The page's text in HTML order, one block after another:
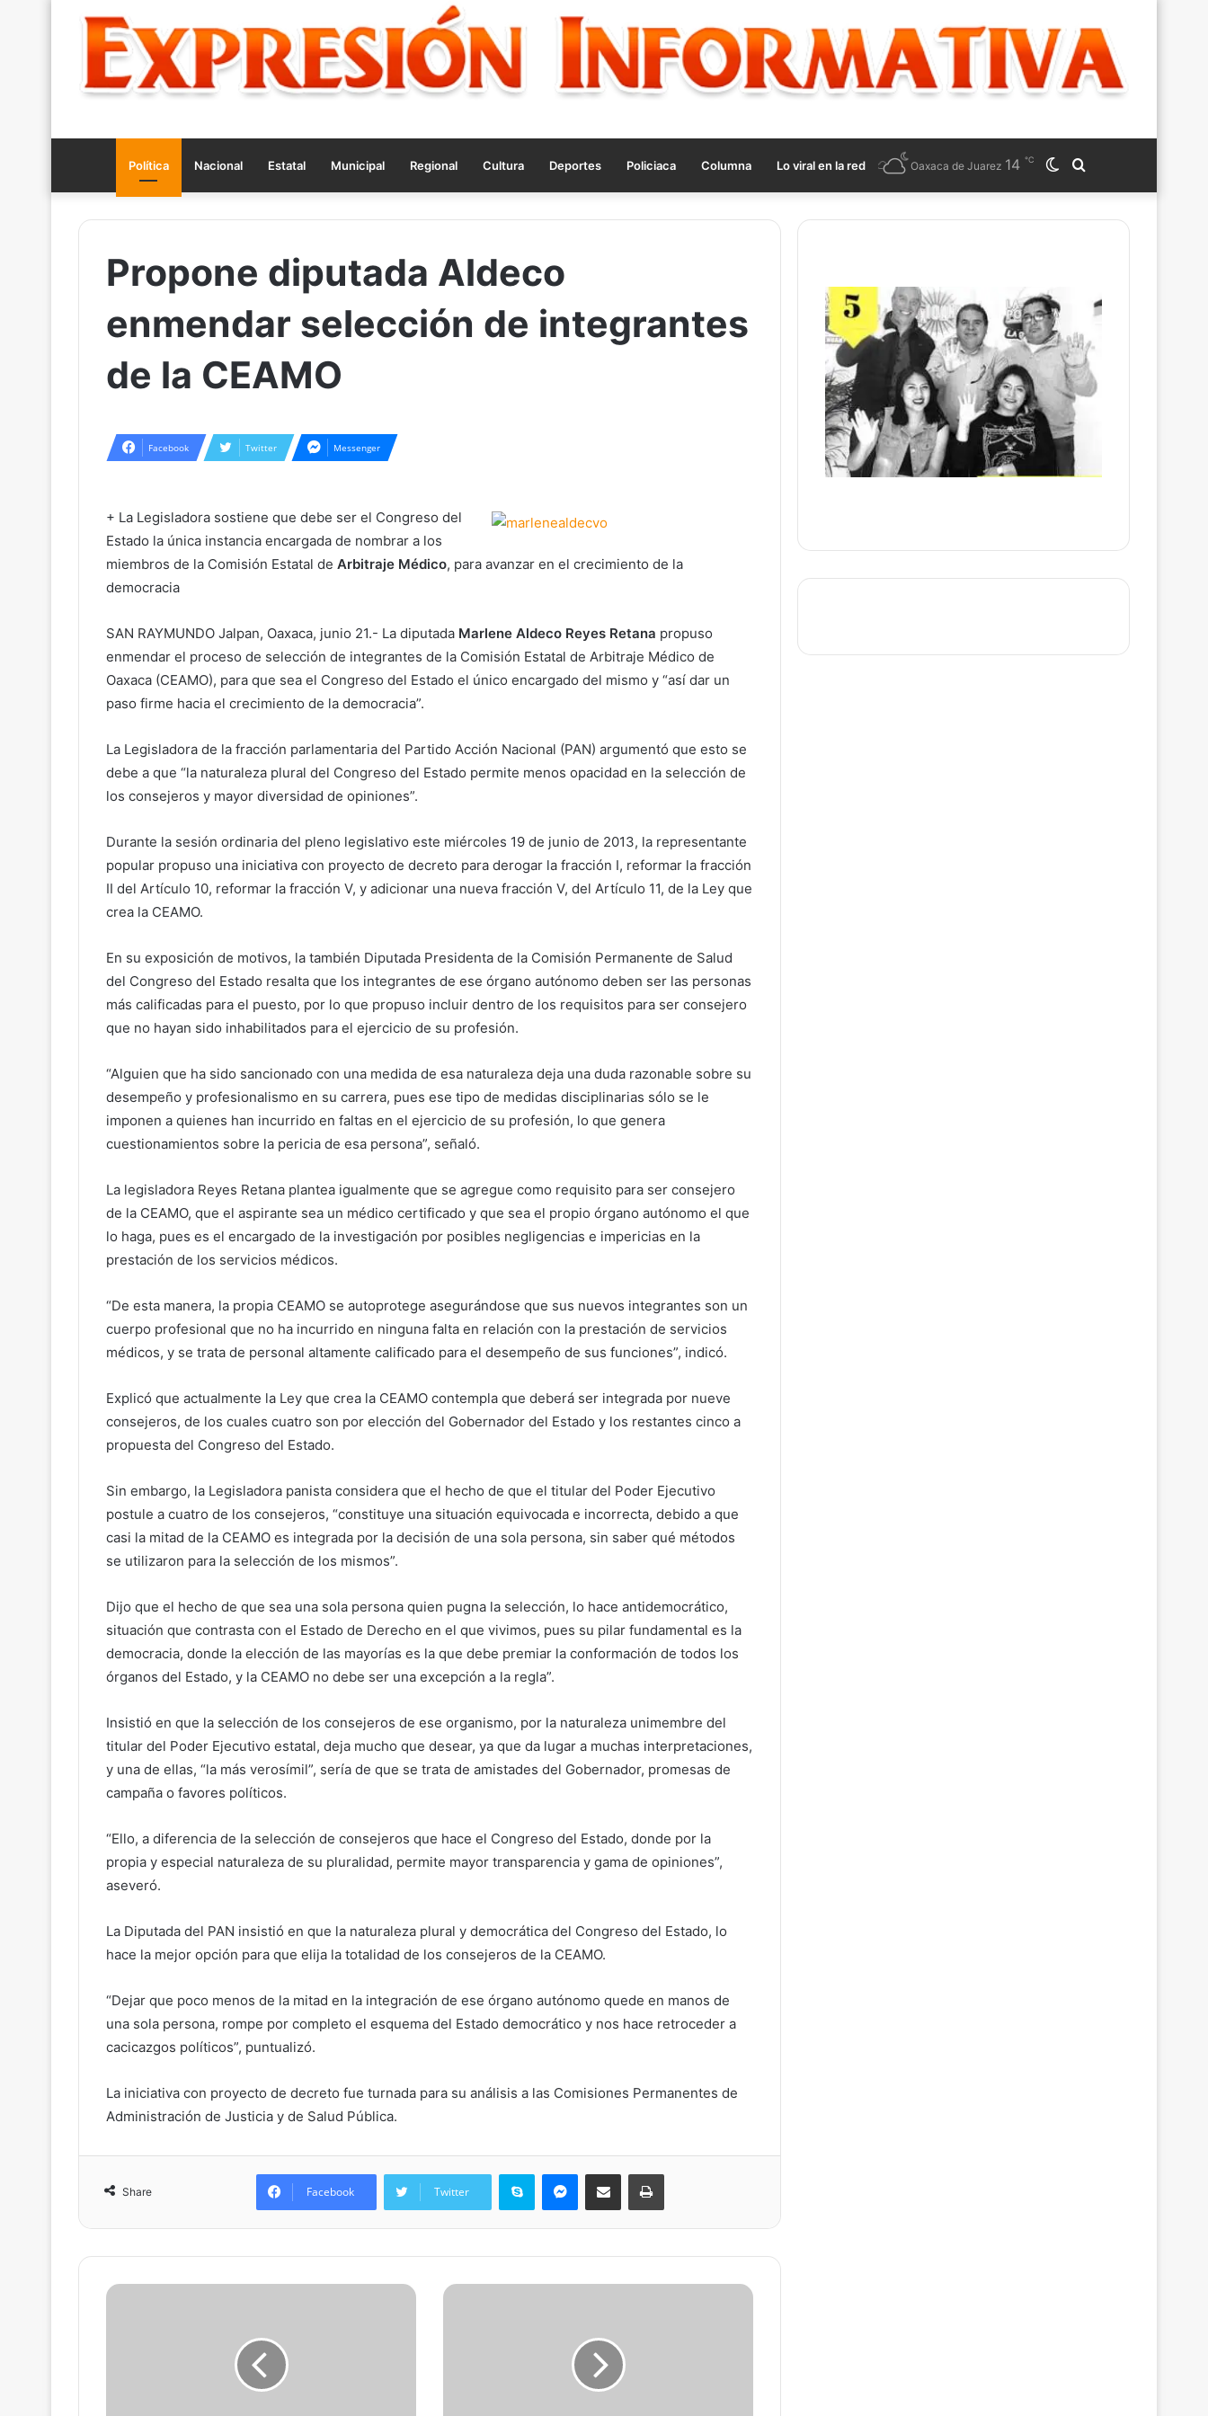
Política Nacional Estatal Municipal Regional Cultura Deportes Policiaca Columna Lo viral en la red
for
Switch
skin
Oaxaca de Juarez 14 ℃
Propone diputada Aldeco
enmendar selección de integrantes
de la CEAMO
Facebook Twitter Messenger
+ La Legisladora sostiene que debe ser el Congreso del
Estado la única instancia encargada de nombrar a los
miembros de la Comisión Estatal de Arbitraje Médico, para avanzar en el crecimiento de la
democracia
SAN RAYMUNDO Jalpan, Oaxaca, junio 21.- La diputada Marlene Aldeco Reyes Retana propuso
enmendar el proceso de selección de integrantes de la Comisión Estatal de Arbitraje Médico de
Oaxaca (CEAMO), para que sea el Congreso del Estado el único encargado del mismo y “así dar un
paso firme hacia el crecimiento de la democracia”.
La Legisladora de la fracción parlamentaria del Partido Acción Nacional (PAN) argumentó que esto se
debe a que “la naturaleza plural del Congreso del Estado permite menos opacidad en la selección de
los consejeros y mayor diversidad de opiniones”.
Durante la sesión ordinaria del pleno legislativo este miércoles 19 de junio de 2013, la representante
popular propuso una iniciativa con proyecto de decreto para derogar la fracción I, reformar la fracción
II del Artículo 10, reformar la fracción V, y adicionar una nueva fracción V, del Artículo 11, de la Ley que
crea la CEAMO.
En su exposición de motivos, la también Diputada Presidenta de la Comisión Permanente de Salud
del Congreso del Estado resalta que los integrantes de ese órgano autónomo deben ser las personas
más calificadas para el puesto, por lo que propuso incluir dentro de los requisitos para ser consejero
que no hayan sido inhabilitados para el ejercicio de su profesión.
“Alguien que ha sido sancionado con una medida de esa naturaleza deja una duda razonable sobre su
desempeño y profesionalismo en su carrera, pues ese tipo de medidas disciplinarias sólo se le
imponen a quienes han incurrido en faltas en el ejercicio de su profesión, lo que genera
cuestionamientos sobre la pericia de esa persona”, señaló.
La legisladora Reyes Retana plantea igualmente que se agregue como requisito para ser consejero
de la CEAMO, que el aspirante sea un médico certificado y que sea el propio órgano autónomo el que
lo haga, pues es el encargado de la investigación por posibles negligencias e impericias en la
prestación de los servicios médicos.
“De esta manera, la propia CEAMO se autoprotege asegurándose que sus nuevos integrantes son un
cuerpo profesional que no ha incurrido en ninguna falta en relación con la prestación de servicios
médicos, y se trata de personal altamente calificado para el desempeño de sus funciones”, indicó.
Explicó que actualmente la Ley que crea la CEAMO contempla que deberá ser integrada por nueve
consejeros, de los cuales cuatro son por elección del Gobernador del Estado y los restantes cinco a
propuesta del Congreso del Estado.
Sin embargo, la Legisladora panista considera que el hecho de que el titular del Poder Ejecutivo
postule a cuatro de los consejeros, “constituye una situación equivocada e incorrecta, debido a que
casi la mitad de la CEAMO es integrada por la decisión de una sola persona, sin saber qué métodos
se utilizaron para la selección de los mismos”.
Dijo que el hecho de que sea una sola persona quien pugna la selección, lo hace antidemocrático,
situación que contrasta con el Estado de Derecho en el que vivimos, pues su pilar fundamental es la
democracia, donde la elección de las mayorías es la que debe premiar la conformación de todos los
órganos del Estado, y la CEAMO no debe ser una excepción a la regla”.
Insistió en que la selección de los consejeros de ese organismo, por la naturaleza unimembre del
titular del Poder Ejecutivo estatal, deja mucho que desear, ya que da lugar a muchas interpretaciones,
y una de ellas, “la más verosímil”, sería de que se trata de amistades del Gobernador, promesas de
campaña o favores políticos.
“Ello, a diferencia de la selección de consejeros que hace el Congreso del Estado, donde por la
propia y especial naturaleza de su pluralidad, permite mayor transparencia y gama de opiniones”,
aseveró.
La Diputada del PAN insistió en que la naturaleza plural y democrática del Congreso del Estado, lo
hace la mejor opción para que elija la totalidad de los consejeros de la CEAMO.
“Dejar que poco menos de la mitad en la integración de ese órgano autónomo quede en manos de
una sola persona, rompe por completo el esquema del Estado democrático y nos hace retroceder a
cacicazgos políticos”, puntualizó.
La iniciativa con proyecto de decreto fue turnada para su análisis a las Comisiones Permanentes de
Administración de Justicia y de Salud Pública.
Share Facebook Twitter
Skype Messenger
Share via Email Print